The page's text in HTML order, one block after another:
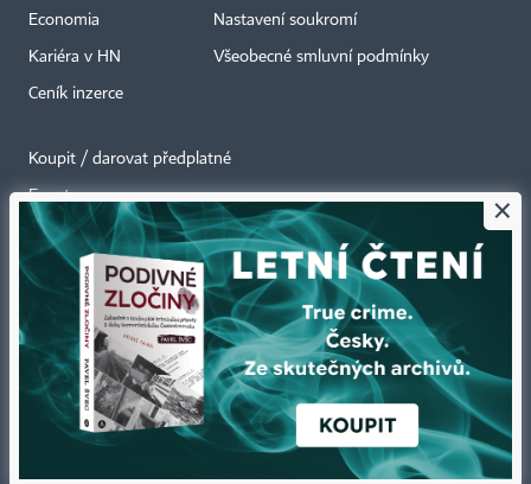
Economia
Kariéra v HN
Ceník inzerce
Nastavení soukromí
Všeobecné smluvní podmínky
Koupit / darovat předplatné
Eventy
Newslettery
RSS kanály
Autorská práva vykonává vydavatel. Bez písemného svolení vydavatele je
zakázáno jakékoli užití částí nebo celku díla, zejména rozmnožování a šíření
jakýmkoli způsobem, mechanickým nebo elektronickým, v českém nebo
jiném jazyce. Bez souhlasu vydavatele je zakázáno též rozmnožování
obsahu pro účely automatizované analýzy textů nebo dat
×